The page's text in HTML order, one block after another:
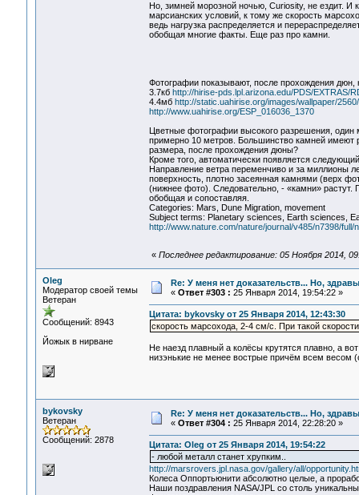
Но, зимней морозной ночью, Curiosity, не ездит.
марсианских условий, к тому же скорость
ведь нагрузка распределяется и
обобщая многие факты. Еще раз про камни.
Фотографии показывают, после прохождения дюн,
3.7кб http://hirise-pds.lpl.arizona.edu/PDS/EXTRAS/
4.4мб http://static.uahirise.org/images/wallpaper/
http://www.uahirise.org/ESP_016036_1370
Цветные фотографии высокого разрешения,
примерно 10 метров. Большинство камней имеют
размера, после прохождения дюны?
Кроме того, автоматически появляется
Направление ветра переменчиво и за миллионы
поверхность, плотно засеянная камнями (верх
(нижнее фото). Следовательно, - «камни» растут.
обобщая и сопоставляя.
Categories: Mars, Dune Migration, movement
Subject terms: Planetary sciences, Earth sciences,
http://www.nature.com/nature/journal/v485/n7398/full/
« Последнее редактирование: 05 Ноября 2014,
Oleg
Модератор своей темы
Ветеран
Сообщений: 8943
Йожык в нирване
Re: У меня нет доказательств... Но,
« Ответ #303 : 25 Января 2014, 19:54:22 »
Цитата: bykovsky от 25 Января 2014, 12:43:30
скорость марсохода, 2-4 см/c. При такой
Не наезд плавный а колёсы крутятся плавно, а
низэнькие не менее вострые причём всем весом
bykovsky
Ветеран
Сообщений: 2878
Re: У меня нет доказательств... Но,
« Ответ #304 : 25 Января 2014, 22:28:20 »
Цитата: Oleg от 25 Января 2014, 19:54:22
- любой металл станет хрупким..
http://marsrovers.jpl.nasa.gov/gallery/all/
Колеса Оппортьюнити абсолютно целые, а
Наши поздравления NASA/JPL со столь